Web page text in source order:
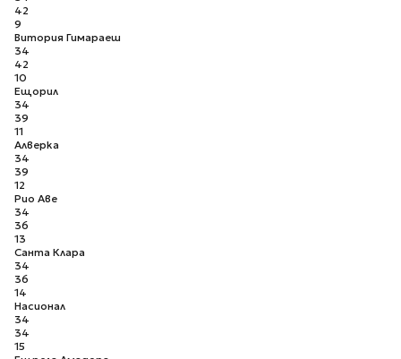
42
9
Витория Гимараеш
34
42
10
Ещорил
34
39
11
Алверка
34
39
12
Рио Аве
34
36
13
Санта Клара
34
36
14
Насионал
34
34
15